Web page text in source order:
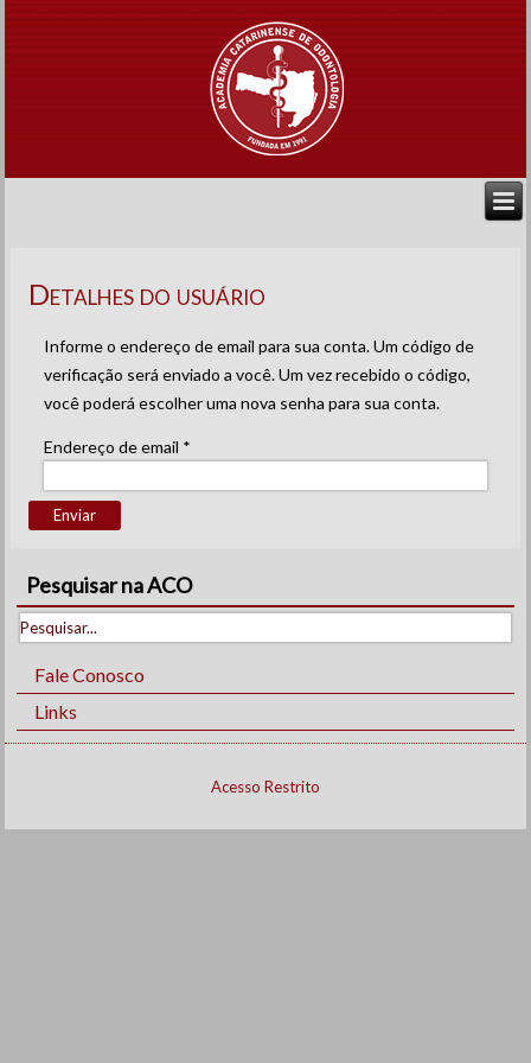
Detalhes do usuário
Informe o endereço de email para sua conta. Um código de
verificação será enviado a você. Um vez recebido o código,
você poderá escolher uma nova senha para sua conta.
Endereço de email *
Enviar
Pesquisar na ACO
Fale Conosco
Links
Acesso Restrito